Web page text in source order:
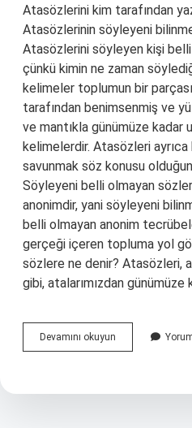
Atasözlerini kim tarafından
Atasözlerinin söyleyeni
Atasözlerini söyleyen kişi
çünkü kimin ne zaman
kelimeler toplumun bir
tarafından benimsenmiş ve
ve mantıkla günümüze kadar
kelimelerdir. Atasözleri
savunmak söz konusu
Söyleyeni belli olmayan
anonimdir, yani söyleyeni
belli olmayan anonim
gerçeği içeren topluma yol
sözlere ne denir? Atasözleri,
gibi, atalarımızdan günümüze
Devamını okuyun Atasözleri
Kimin
Olmayan